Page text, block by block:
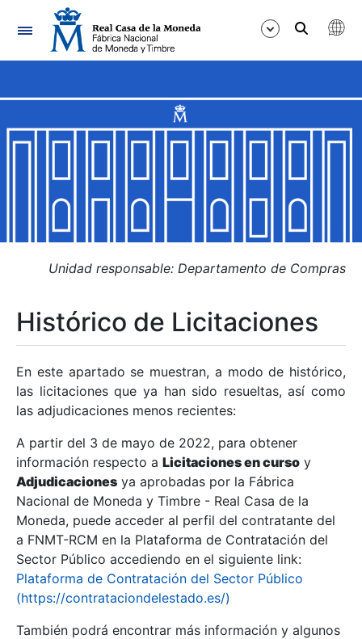
Navegación
Mostrar/Ocultar
Mostrar/Ocultar
Mostrar/Ocultar
Mostrar/Ocultar
Mostrar/Ocultar
Mostrar/Ocultar
Unidad responsable: Departamento de Compras
Histórico de Licitaciones
En este apartado se muestran, a modo de histórico,
las licitaciones que ya han sido resueltas, así como
las adjudicaciones menos recientes:
A partir del 3 de mayo de 2022, para obtener
información respecto a Licitaciones en curso y
Adjudicaciones ya aprobadas por la Fábrica
Nacional de Moneda y Timbre - Real Casa de la
Moneda, puede acceder al perfil del contratante del
a FNMT-RCM en la Plataforma de Contratación del
Sector Público accediendo en el siguiente link:
Plataforma de Contratación del Sector Público
(https://contrataciondelestado.es/)
También podrá encontrar más información y algunos